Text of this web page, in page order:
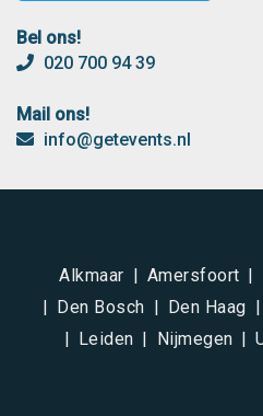
Bel ons!
020 700 94 39
Mail ons!
info@getevents.nl
Alkmaar Amersfoort
Den Bosch
Den Haag
Leiden
Nijmegen